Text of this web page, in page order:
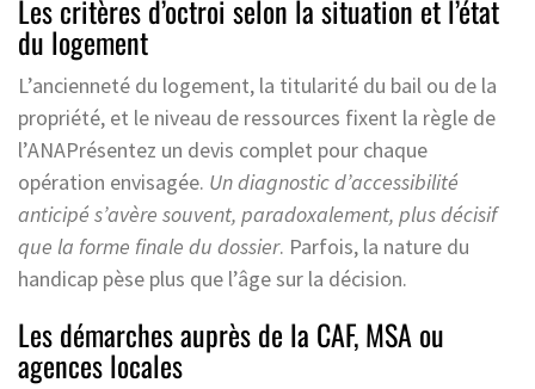
Les critères d’octroi selon la situation et l’état
du logement
L’ancienneté du logement, la titularité du bail ou de la
propriété, et le niveau de ressources fixent la règle de
l’ANAPrésentez un devis complet pour chaque
opération envisagée. Un diagnostic d’accessibilité
anticipé s’avère souvent, paradoxalement, plus décisif
que la forme finale du dossier. Parfois, la nature du
handicap pèse plus que l’âge sur la décision.
Les démarches auprès de la CAF, MSA ou
agences locales